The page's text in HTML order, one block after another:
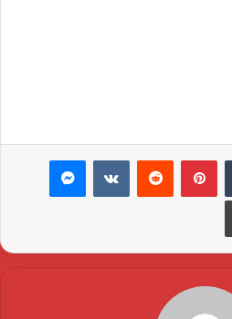
بينتيريست ماسنجر
طباعة